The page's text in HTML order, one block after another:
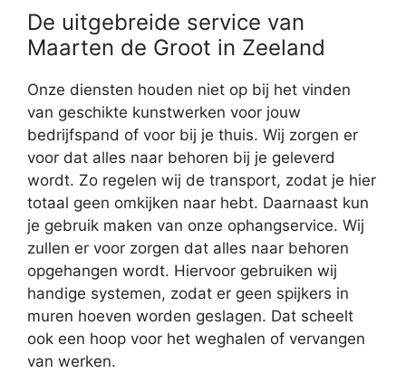
De uitgebreide service van
Maarten de Groot in Zeeland
Onze diensten houden niet op bij het vinden
van geschikte kunstwerken voor jouw
bedrijfspand of voor bij je thuis. Wij zorgen er
voor dat alles naar behoren bij je geleverd
wordt. Zo regelen wij de transport, zodat je hier
totaal geen omkijken naar hebt. Daarnaast kun
je gebruik maken van onze ophangservice. Wij
zullen er voor zorgen dat alles naar behoren
opgehangen wordt. Hiervoor gebruiken wij
handige systemen, zodat er geen spijkers in
muren hoeven worden geslagen. Dat scheelt
ook een hoop voor het weghalen of vervangen
van werken.